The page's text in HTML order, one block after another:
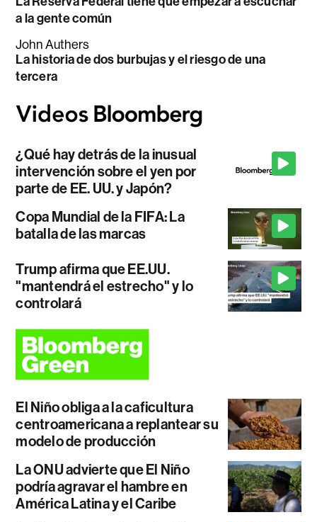
a la gente común
John Authers
La historia de dos burbujas y el riesgo de una
tercera
¿Qué hay detrás de la inusual
intervención sobre el yen por
parte de EE. UU. y Japón?
Copa Mundial de la FIFA: La
batalla de las marcas
Trump afirma que EE.UU.
"mantendrá el estrecho" y lo
controlará
El Niño obliga a la caficultura
centroamericana a replantear su
modelo de producción
La ONU advierte que El Niño
podría agravar el hambre en
América Latina y el Caribe